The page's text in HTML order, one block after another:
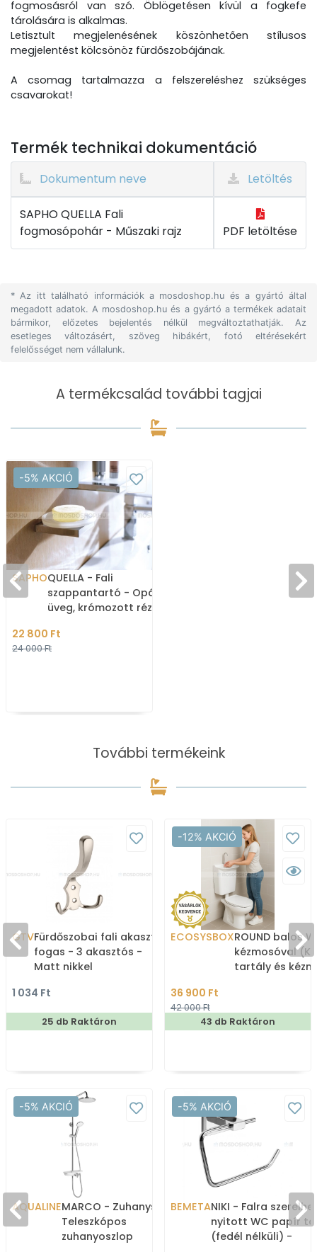
fogmosásról van szó. Öblögetésen kívül a fogkefe
tárolására is alkalmas.
Letisztult megjelenésének köszönhetően stílusos
megjelentést kölcsönöz fürdőszobájának.
A csomag tartalmazza a felszereléshez szükséges
csavarokat!
Termék technikai dokumentáció
Dokumentum neve Letöltés
SAPHO QUELLA Fali
fogmosópohár - Műszaki rajz
PDF letöltése
* Az itt található információk a mosdoshop.hu és a gyártó által
megadott adatok. A mosdoshop.hu és a gyártó a termékek adatait
bármikor, előzetes bejelentés nélkül megváltoztathatják. Az
esetleges változásért, szöveg hibákért, fotó eltérésekért
felelősséget nem vállalunk.
A termékcsalád további tagjai
-5% AKCIÓ
SAPHOQUELLA - Fali
szappantartó - Opál
üveg, krómozott réz
22 800 Ft
24 000 Ft
További termékeink
GTVFürdőszobai fali akasztó,
fogas - 3 akasztós -
Matt nikkel
1 034 Ft
25 db Raktáron
-12% AKCIÓ
ECOSYSBOXROUND balos
kézmosóval
tartály és
36 900 Ft
42 000 Ft
43 db Raktáron
-5% AKCIÓ
AQUALINEMARCO - Zuhanyszett -
Teleszkópos
zuhanyoszlop
-5% AKCIÓ
BEMETANIKI - Falra
nyitott WC papír
(fedél nélküli) -